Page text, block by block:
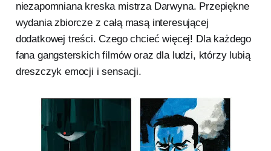
niezapomniana kreska mistrza Darwyna. Przepiękne
wydania zbiorcze z całą masą interesującej
dodatkowej treści. Czego chcieć więcej! Dla każdego
fana gangsterskich filmów oraz dla ludzi, którzy lubią
dreszczyk emocji i sensacji.